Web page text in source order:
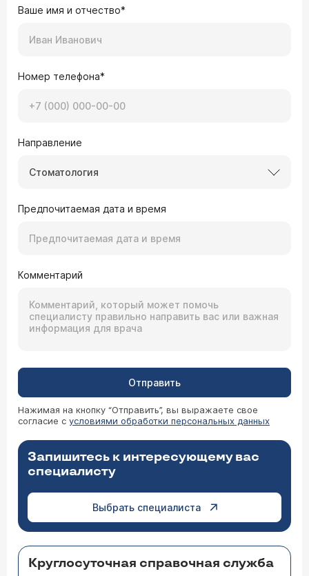
Ваше имя и отчество*
Номер телефона*
Направление
Стоматология
Предпочитаемая дата и время
Комментарий
Отправить
Нажимая на кнопку “Отправить”, вы выражаете свое
согласие с условиями обработки персональных данных
Запишитесь к интересующему вас
специалисту
Выбрать специалиста
Круглосуточная справочная служба